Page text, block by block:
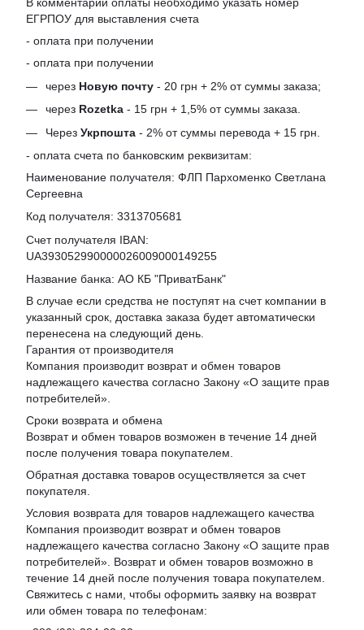
В комментарии оплаты необходимо указать номер
ЕГРПОУ для выставления счета
- оплата при получении
- оплата при получении
через Новую почту - 20 грн + 2% от суммы заказа;
через Rozetka - 15 грн + 1,5% от суммы заказа.
Через Укрпошта - 2% от суммы перевода + 15 грн.
- оплата счета по банковским реквизитам:
Наименование получателя: ФЛП Пархоменко Светлана
Сергеевна
Код получателя: 3313705681
Счет получателя IBAN:
UA393052990000026009000149255
Название банка: АО КБ "ПриватБанк"
В случае если средства не поступят на счет компании в
указанный срок, доставка заказа будет автоматически
перенесена на следующий день.
Гарантия от производителя
Компания производит возврат и обмен товаров
надлежащего качества согласно Закону «О защите прав
потребителей».
Сроки возврата и обмена
Возврат и обмен товаров возможен в течение 14 дней
после получения товара покупателем.
Обратная доставка товаров осуществляется за счет
покупателя.
Условия возврата для товаров надлежащего качества
Компания производит возврат и обмен товаров
надлежащего качества согласно Закону «О защите прав
потребителей». Возврат и обмен товаров возможно в
течение 14 дней после получения товара покупателем.
Свяжитесь с нами, чтобы оформить заявку на возврат
или обмен товара по телефонам: